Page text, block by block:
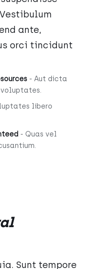
ante,
orci tincidunt
- Aut dicta
libero
- Quas vel
Sunt tempore